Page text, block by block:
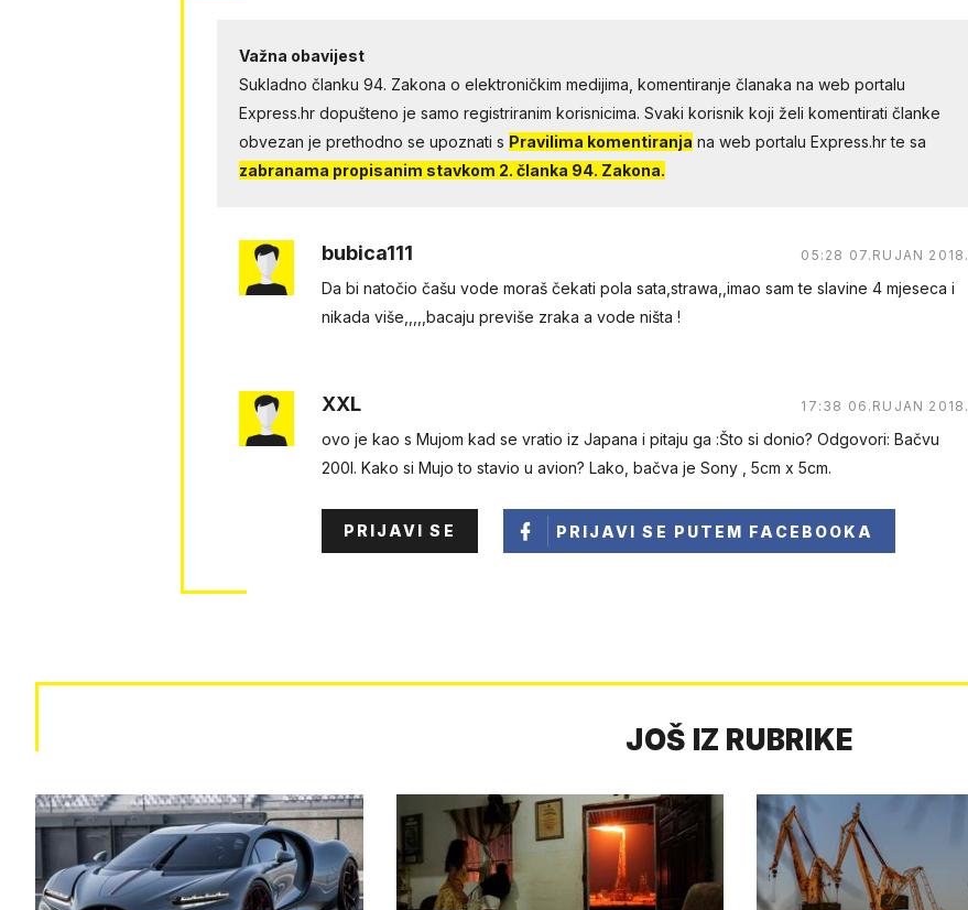
Važna obavijest
Sukladno članku 94. Zakona o elektroničkim medijima, komentiranje članaka na web portalu
Express.hr dopušteno je samo registriranim korisnicima. Svaki korisnik koji želi komentirati članke
obvezan je prethodno se upoznati s Pravilima komentiranja na web portalu Express.hr te sa
zabranama propisanim stavkom 2. članka 94. Zakona.
bubica111 05:28 07.RUJAN 2018.
Da bi natočio čašu vode moraš čekati pola sata,strawa,,imao sam te slavine 4 mjeseca i
nikada više,,,,,bacaju previše zraka a vode ništa !
XXL 17:38 06.RUJAN 2018.
ovo je kao s Mujom kad se vratio iz Japana i pitaju ga :Što si donio? Odgovori: Bačvu
200l. Kako si Mujo to stavio u avion? Lako, bačva je Sony , 5cm x 5cm.
PRIJAVI SE PRIJAVI SE PUTEM FACEBOOKA
JOŠ IZ RUBRIKE